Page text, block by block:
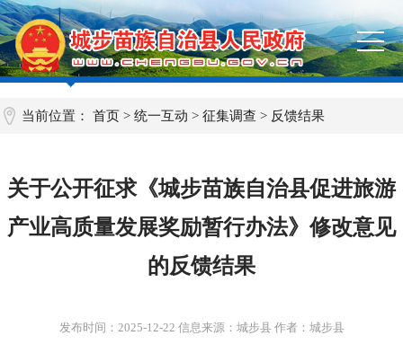
当前位置：首页 >统一互动 >征集调查 > 反馈结果
关于公开征求《城步苗族自治县促进旅游
产业高质量发展奖励暂行办法》修改意见
的反馈结果
发布时间： 2025-12-22 信息来源：城步县 作者：城步县